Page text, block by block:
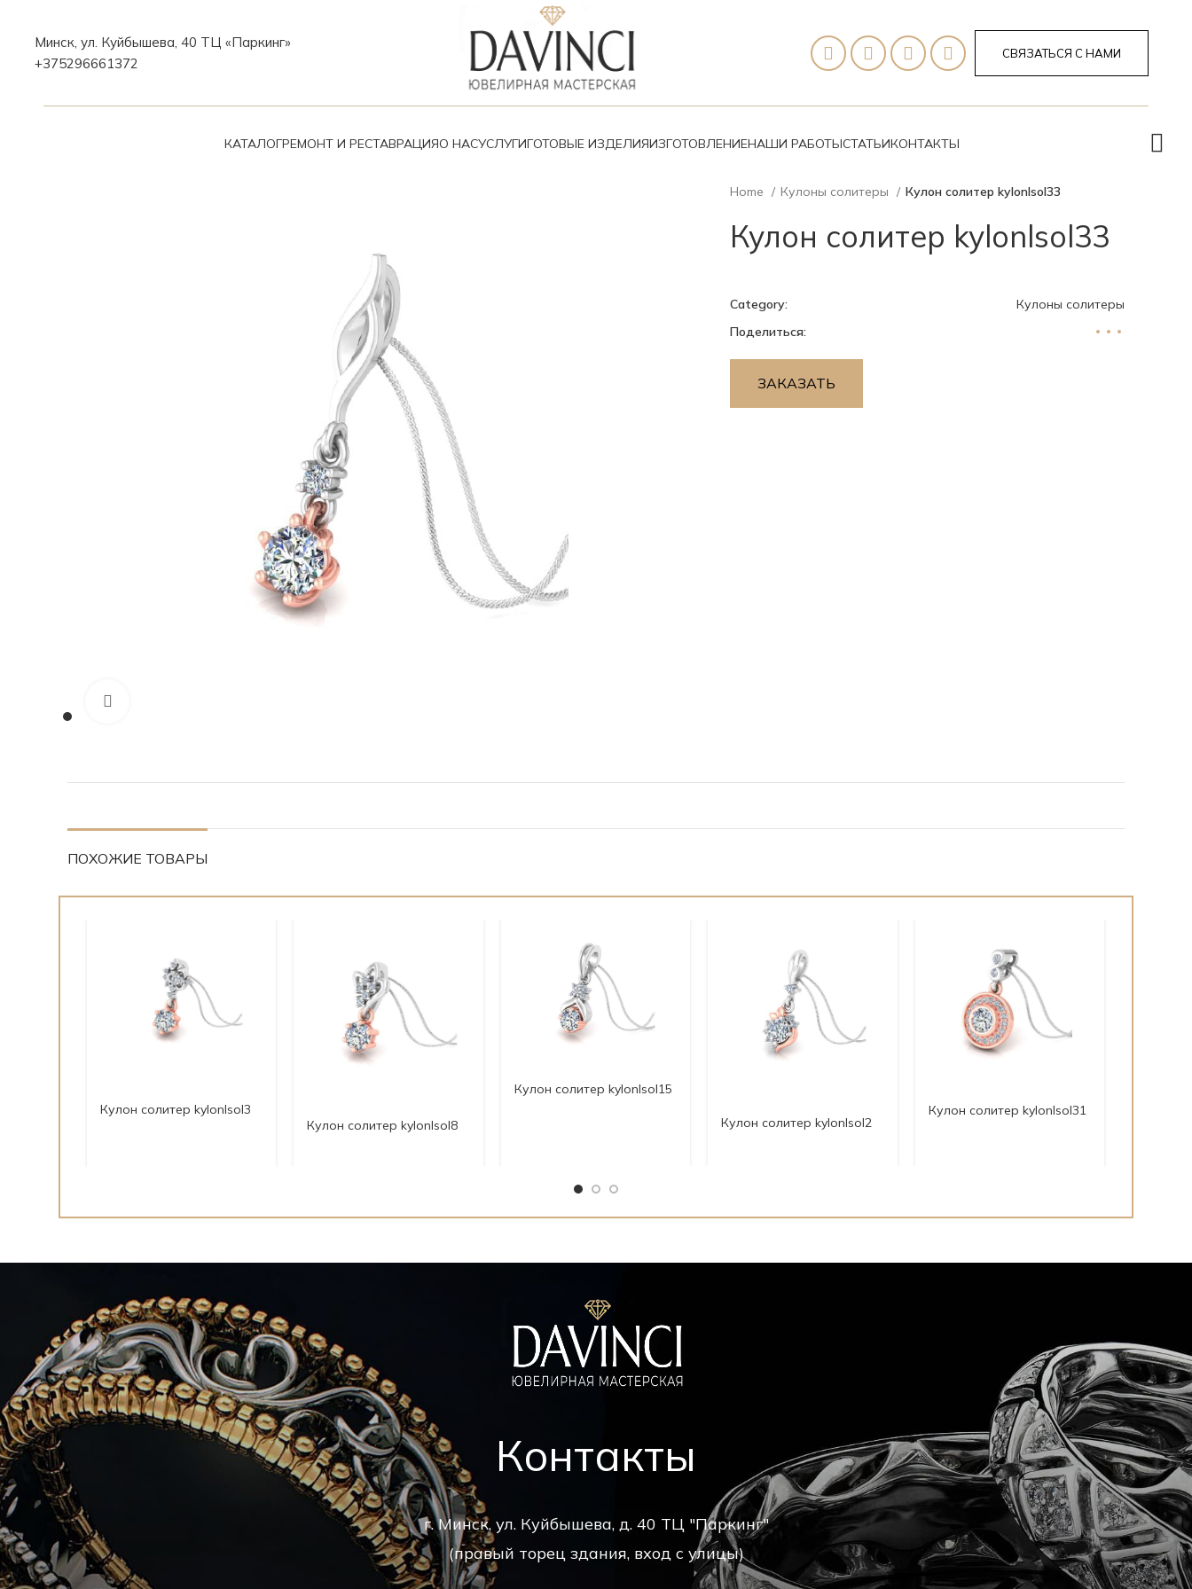
Минск, ул. Куйбышева, 40 ТЦ «Паркинг»
+375296661372
СВЯЗАТЬСЯ С НАМИ
КАТАЛОГРЕМОНТ И РЕСТАВРАЦИЯО НАСУСЛУГИГОТОВЫЕ ИЗДЕЛИЯИЗГОТОВЛЕНИЕНАШИ РАБОТЫСТАТЬИКОНТАКТЫ
Home Кулоны солитеры Кулон солитер kylonlsol33
Кулон солитер kylonlsol33
Category:
Кулоны солитеры
Поделиться:
ЗАКАЗАТЬ
ПОХОЖИЕ ТОВАРЫ
Кулон солитер kylonlsol3
Кулон солитер kylonlsol8
Кулон солитер kylonlsol15
Кулон солитер kylonlsol2
Кулон солитер kylonlsol31
Контакты
г. Минск, ул. Куйбышева, д. 40 ТЦ "Паркинг"
(правый торец здания, вход с улицы)